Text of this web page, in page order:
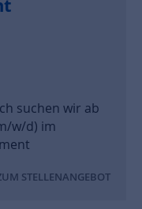
suchen wir ab
w/d) im
STELLENANGEBOT